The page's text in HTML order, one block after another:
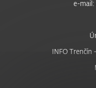
e-mail:
INFO Trenčín